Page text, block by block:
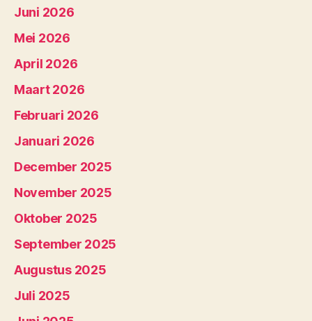
Juni 2026
Mei 2026
April 2026
Maart 2026
Februari 2026
Januari 2026
December 2025
November 2025
Oktober 2025
September 2025
Augustus 2025
Juli 2025